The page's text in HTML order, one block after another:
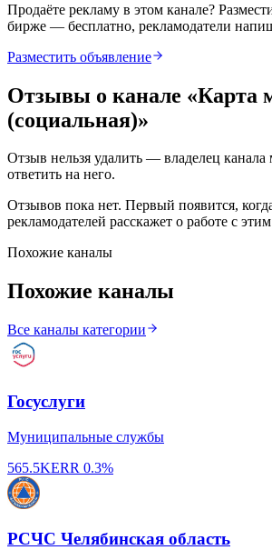
Продаёте рекламу в этом канале?
бирже — бесплатно, рекламодатели
Разместить объявление
Отзывы о канале «Карта
(социальная)»
Отзыв нельзя удалить — владелец канала
ответить на него.
Отзывов пока нет. Первый появится,
рекламодателей расскажет о работе с
Похожие каналы
Похожие каналы
Все каналы категории
Госуслуги
Муниципальные службы
565.5KERR 0.3%
РСЧС Челябинская область